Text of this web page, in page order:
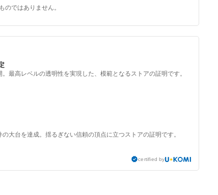
ではありません。
最高レベルの透明性を実現した、模範となるストアの証明です。
大台を達成。揺るぎない信頼の頂点に立つストアの証明です。
certified by